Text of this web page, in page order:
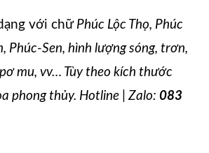
với chữ Phúc Lộc Thọ, Phúc
Phúc-Sen, hình lượng sóng, trơn,
mu, vv… Tùy theo kích thước
phong thủy. Hotline | Zalo: 083